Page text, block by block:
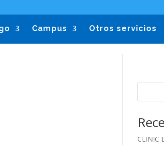
Campus Otros servicios
CLINIC